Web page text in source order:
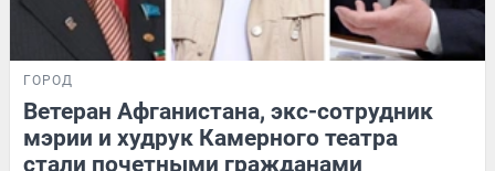
ГОРОД
Ветеран Афганистана, экс-сотрудник
мэрии и худрук Камерного театра
стали почетными гражданами